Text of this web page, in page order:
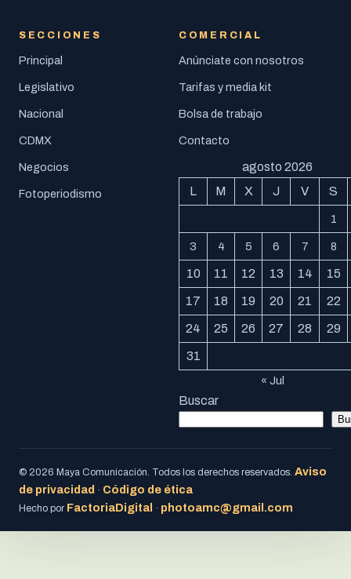
SECCIONES
Principal
Legislativo
Nacional
CDMX
Negocios
Fotoperiodismo
COMERCIAL
Anúnciate con nosotros
Tarifas y media kit
Bolsa de trabajo
Contacto
agosto 2026
L
M X J V S
1
3 4 5 6 7 8
10 11 12 13 14 15
17 18 19 20 21 22
24 25 26 27 28 29
31
« Jul
Buscar
© 2026 Maya Comunicación. Todos los derechos reservados. Aviso
de privacidad · Código de ética
Hecho por FactoriaDigital · photoamc@gmail.com